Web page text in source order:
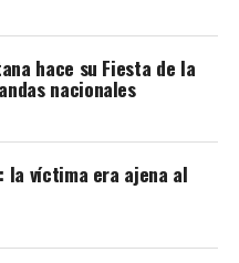
hace su Fiesta de la
nacionales
la víctima era ajena al